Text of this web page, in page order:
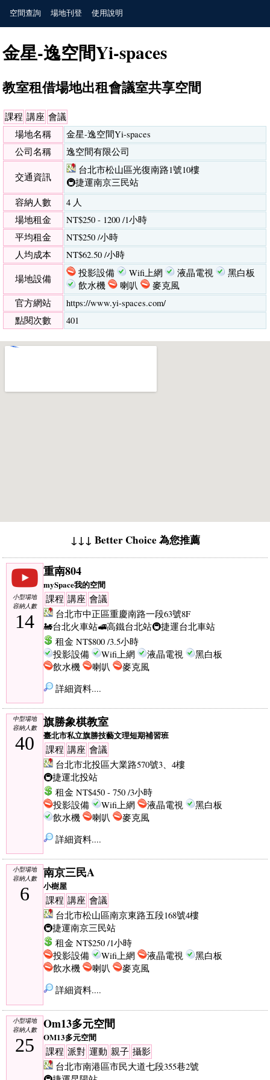
空間查詢 場地刊登 使用說明
金星-逸空間Yi-spaces
教室租借場地出租會議室共享空間
課程 講座 會議
場地名稱
金星-逸空間Yi-spaces
公司名稱
逸空間有限公司
交通資訊
台北市松山區光復南路1號10樓
🚇捷運南京三民站
容納人數
4 人
場地租金
NT$250 - 1200 /1小時
平均租金
NT$250 /小時
人均成本
NT$62.50 /小時
場地設備
投影設備 Wifi上網 液晶電視
黑白板
飲水機
喇叭
麥克風
官方網站
https://www.yi-spaces.com/
點閱次數
401
↓↓↓ Better Choice 為您推薦
小型場地
容納人數
14
重南804
mySpace我的空間
課程 講座 會議
台北市中正區重慶南路一段63號8F
🚂台北火車站🚅高鐵台北站🚇捷運台北車站
租金 NT$800 /3.5小時
投影設備
Wifi上網 液晶電視
黑白板
飲水機
喇叭
麥克風
詳細資料....
中型場地
容納人數
40
旗勝象棋教室
臺北市私立旗勝技藝文理短期補習班
課程 講座 會議
台北市北投區大業路570號3、4樓
🚇捷運北投站
租金 NT$450 - 750 /3小時
投影設備
Wifi上網 液晶電視
黑白板
飲水機
喇叭
麥克風
詳細資料....
小型場地
容納人數
6
南京三民A
小樹屋
課程 講座 會議
台北市松山區南京東路五段168號4樓
🚇捷運南京三民站
租金 NT$250 /1小時
投影設備
Wifi上網 液晶電視
黑白板
飲水機
喇叭
麥克風
詳細資料....
小型場地
容納人數
25
Om13多元空間
OM13多元空間
課程 派對 運動 親子 攝影
台北市南港區市民大道七段355巷2號